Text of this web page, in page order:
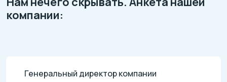
компании:
Генеральный директор компании